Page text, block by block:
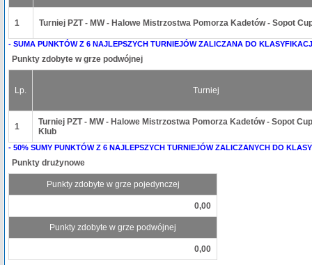
1 Turniej PZT - MW - Halowe Mistrzostwa Pomorza Kadetów - Sopot
- SUMA PUNKTÓW Z 6 NAJLEPSZYCH TURNIEJÓW ZALICZANA DO
Punkty zdobyte w grze podwójnej
Lp. Turniej
1
Turniej PZT - MW - Halowe Mistrzostwa Pomorza Kadetów - Sopot
Klub
- 50% SUMY PUNKTÓW Z 6 NAJLEPSZYCH TURNIEJÓW ZALICZANYCH DO
Punkty drużynowe
Punkty zdobyte w grze pojedynczej
0,00
Punkty zdobyte w grze podwójnej
0,00